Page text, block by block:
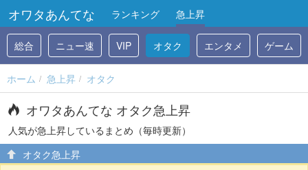
オワタあんてな ランキング 急上昇
総合 ニュー速 VIP オタク エンタメ ゲーム
ホーム 急上昇 オタク
オワタあんてな オタク急上昇
人気が急上昇しているまとめ（毎時更新）
オタク急上昇